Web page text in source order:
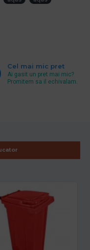
Cel mai mic pret
Ai gasit un pret mai mic?
Promitem sa il echivalam.